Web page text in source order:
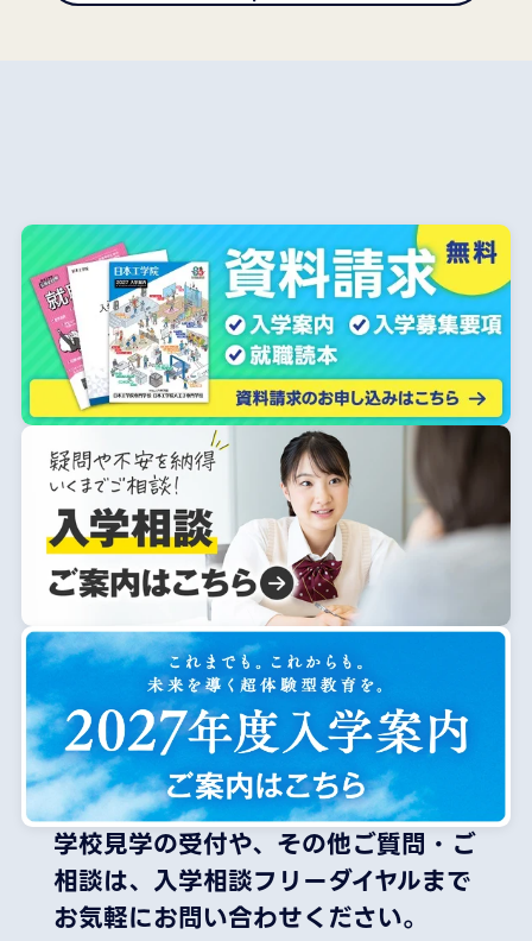
学校見学の受付や、その他ご質問・ご
相談は、 入学相談フリーダイヤルまで
お気軽にお問い合わせください。